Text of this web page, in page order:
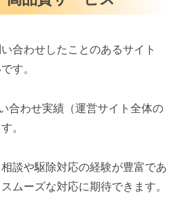
合わせしたことのあるサイト
す。
合わせ実績（運営サイト全体の
。
談や駆除対応の経験が豊富であ
ムーズな対応に期待できます。